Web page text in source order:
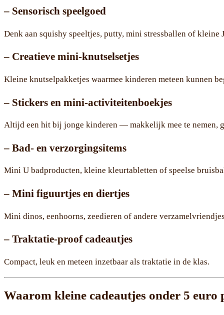
– Sensorisch speelgoed
Denk aan squishy speeltjes, putty, mini stressballen of
– Creatieve mini-knutselsetjes
Kleine knutselpakketjes waarmee kinderen meteen kunnen
– Stickers en mini-activiteitenboekjes
Altijd een hit bij jonge kinderen — makkelijk mee te nemen,
– Bad- en verzorgingsitems
Mini U badproducten, kleine kleurtabletten of speelse
– Mini figuurtjes en diertjes
Mini dinos, eenhoorns, zeedieren of andere
– Traktatie-proof cadeautjes
Compact, leuk en meteen inzetbaar als traktatie in de klas.
Waarom kleine cadeautjes onder 5